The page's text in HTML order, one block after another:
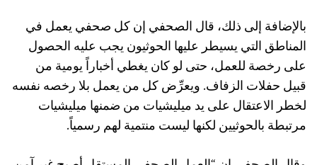
بالإضافة إلى ذلك، قال الصحفي إن كل صحفي يعمل في
المناطق التي يسيطر عليها الحوثيون يجب عليه الحصول
على رخصة للعمل، حتى لو كان يغطي أخباراً يومية من
قبيل حفلات الزفاف. ويعرِّض كل من يعمل بلا رخصه نفسه
لخطر الاعتقال على يد ميليشيات من ضمنها ميليشيات
مرتبطة بالحوثيين لكنها ليست منتمية لهم رسمياً.